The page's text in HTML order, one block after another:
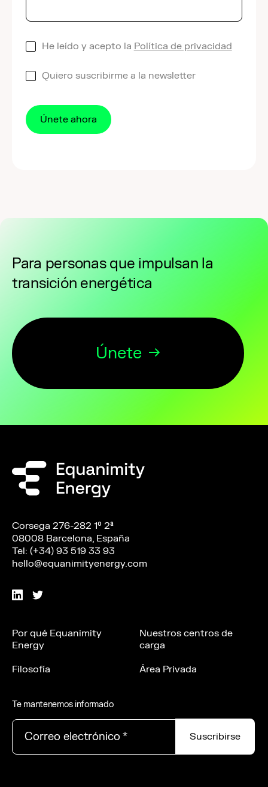
He leído y acepto la Política de privacidad
Quiero suscribirme a la newsletter
Para personas que impulsan la
transición energética
Únete
Corsega 276-282 1º 2ª
08008 Barcelona, España
Tel: (+34) 93 519 33 93
hello@equanimityenergy.com
Por qué Equanimity
Energy
Filosofía
Nuestros centros de
carga
Área Privada
Te mantenemos informado
Correo electrónico *